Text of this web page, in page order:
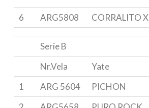
6
ARG5808 CORRALITO X
Serie B
Nr.Vela
Yate
1
ARG 5604 PICHON